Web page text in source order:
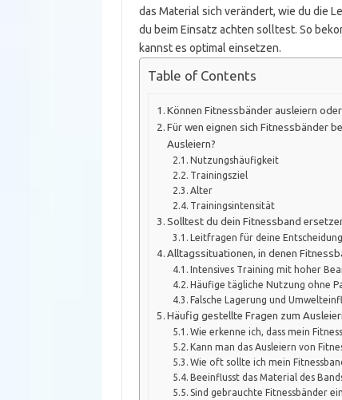
das Material sich verändert, wie du die
du beim Einsatz achten solltest. So
kannst es optimal einsetzen.
Table of Contents
Können Fitnessbänder ausleiern
Für wen eignen sich Fitnessbänder
Ausleiern?
Nutzungshäufigkeit
Trainingsziel
Alter
Trainingsintensität
Solltest du dein Fitnessband
Leitfragen für deine Entscheidung
Alltagssituationen, in denen
Intensives Training mit hoher
Häufige tägliche Nutzung ohne
Falsche Lagerung und
Häufig gestellte Fragen zum
Wie erkenne ich, dass mein
Kann man das Ausleiern von
Wie oft sollte ich mein
Beeinflusst das Material des
Sind gebrauchte Fitnessbänder